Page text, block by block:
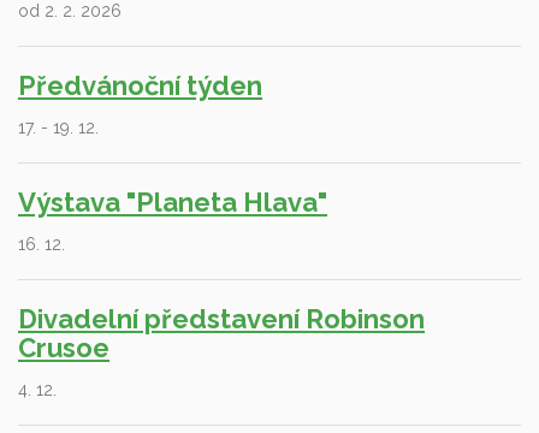
od 2. 2. 2026
Předvánoční týden
17. - 19. 12.
Výstava "Planeta Hlava"
16. 12.
Divadelní představení Robinson
Crusoe
4. 12.